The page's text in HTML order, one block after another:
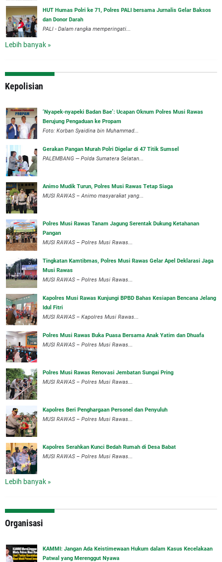
HUT Humas Polri ke 71, Polres PALI bersama Jurnalis Gelar Baksos
dan Donor Darah
PALI - Dalam rangka memperingati...
Lebih banyak »
Kepolisian
‘Nyapek-nyapeki Badan Bae’: Ucapan Oknum Polres Musi Rawas
Berujung Pengaduan ke Propam
Foto: Korban Syaidina bin Muhammad...
Gerakan Pangan Murah Polri Digelar di 47 Titik Sumsel
PALEMBANG — Polda Sumatera Selatan...
Animo Mudik Turun, Polres Musi Rawas Tetap Siaga
MUSI RAWAS – Animo masyarakat yang...
Polres Musi Rawas Tanam Jagung Serentak Dukung Ketahanan
Pangan
MUSI RAWAS – Polres Musi Rawas...
Tingkatan Kamtibmas, Polres Musi Rawas Gelar Apel Deklarasi Jaga
Musi Rawas
MUSI RAWAS – Polres Musi Rawas...
Kapolres Musi Rawas Kunjungi BPBD Bahas Kesiapan Bencana Jelang
Idul Fitri
MUSI RAWAS – Kapolres Musi Rawas...
Polres Musi Rawas Buka Puasa Bersama Anak Yatim dan Dhuafa
MUSI RAWAS – Polres Musi Rawas...
Polres Musi Rawas Renovasi Jembatan Sungai Pring
MUSI RAWAS – Polres Musi Rawas...
Kapolres Beri Penghargaan Personel dan Penyuluh
MUSI RAWAS – Polres Musi Rawas...
Kapolres Serahkan Kunci Bedah Rumah di Desa Babat
MUSI RAWAS – Polres Musi Rawas...
Lebih banyak »
Organisasi
‎KAMMI: Jangan Ada Keistimewaan Hukum dalam Kasus Kecelakaan
Patwal yang Merenggut Nyawa